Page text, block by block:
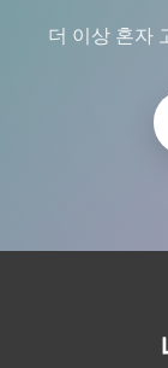
더 이상 혼자